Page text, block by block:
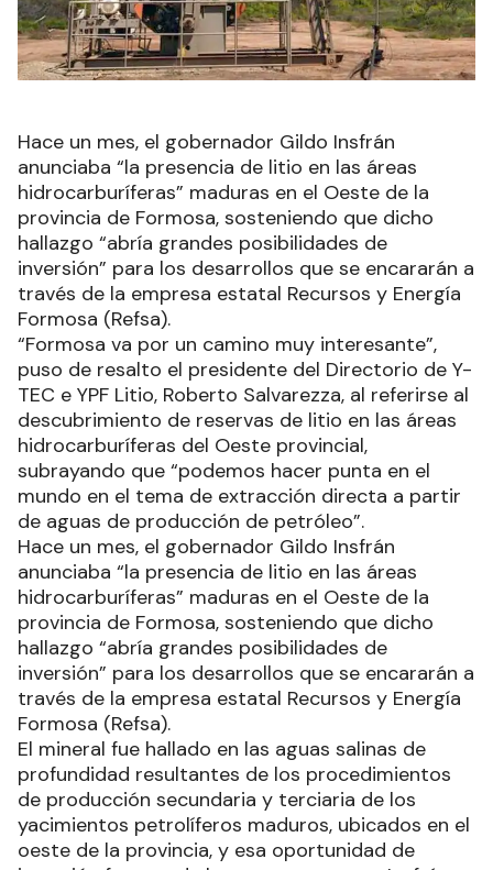
Hace un mes, el gobernador Gildo Insfrán
anunciaba “la presencia de litio en las áreas
hidrocarburíferas” maduras en el Oeste de la
provincia de Formosa, sosteniendo que dicho
hallazgo “abría grandes posibilidades de
inversión” para los desarrollos que se encararán a
través de la empresa estatal Recursos y Energía
Formosa (Refsa).
“Formosa va por un camino muy interesante”,
puso de resalto el presidente del Directorio de Y-
TEC e YPF Litio, Roberto Salvarezza, al referirse al
descubrimiento de reservas de litio en las áreas
hidrocarburíferas del Oeste provincial,
subrayando que “podemos hacer punta en el
mundo en el tema de extracción directa a partir
de aguas de producción de petróleo”.
Hace un mes, el gobernador Gildo Insfrán
anunciaba “la presencia de litio en las áreas
hidrocarburíferas” maduras en el Oeste de la
provincia de Formosa, sosteniendo que dicho
hallazgo “abría grandes posibilidades de
inversión” para los desarrollos que se encararán a
través de la empresa estatal Recursos y Energía
Formosa (Refsa).
El mineral fue hallado en las aguas salinas de
profundidad resultantes de los procedimientos
de producción secundaria y terciaria de los
yacimientos petrolíferos maduros, ubicados en el
oeste de la provincia, y esa oportunidad de